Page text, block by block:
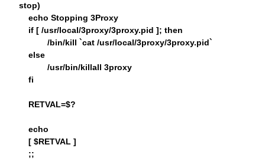
stop)
echo Stopping 3Proxy
if [ /usr/local/3proxy/3proxy.pid ]; then
/bin/kill `cat /usr/local/3proxy/3proxy.pid`
else
/usr/bin/killall 3proxy
fi
RETVAL=$?
echo
[ $RETVAL ]
;;